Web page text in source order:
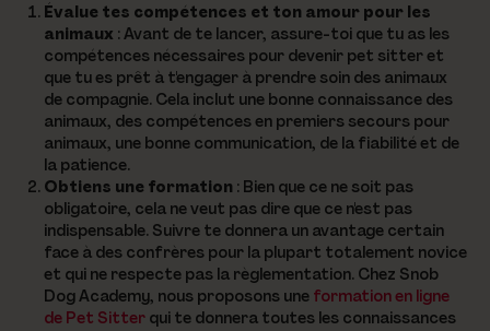
Évalue tes compétences et ton amour pour les
animaux : Avant de te lancer, assure-toi que tu as les
compétences nécessaires pour devenir pet sitter et
que tu es prêt à t'engager à prendre soin des animaux
de compagnie. Cela inclut une bonne connaissance des
animaux, des compétences en premiers secours pour
animaux, une bonne communication, de la fiabilité et de
la patience.
Obtiens une formation : Bien que ce ne soit pas
obligatoire, cela ne veut pas dire que ce n'est pas
indispensable. Suivre te donnera un avantage certain
face à des confrères pour la plupart totalement novice
et qui ne respecte pas la règlementation. Chez Snob
Dog Academy, nous proposons une formation en ligne
de Pet Sitter qui te donnera toutes les connaissances